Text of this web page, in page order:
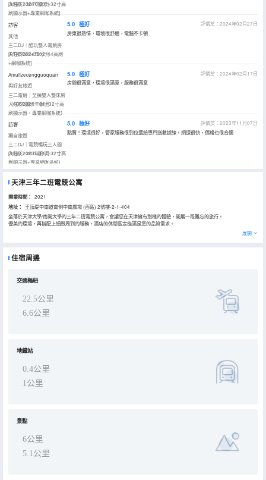
[3060，3070顯卡+32寸高
刷顯示器+專業網咖系統]
入住於2024年03月
訪客
其他
三二DJ｜酷玩雙人電競房
[RTX3060+32寸144高刷
+網咖系統]
入住於2024年02月
5.0 極好
評價於：2024年02月27日
房東很熱情，環境很舒適，電腦不卡頓
Amulizecengguoquan
與好友旅遊
三二電競｜至臻雙人雙床房
（4060顯卡，泰坦32寸高
刷顯示器，專業網咖系統）
入住於2024年01月
5.0 極好
評價於：2024年02月17日
房間很滿意，環境很滿意，服務很滿意
訪客
獨自旅遊
三二DJ｜電競暢玩三人間
[3060，3070顯卡+32寸高
刷顯示器+專業網咖系統]
入住於2023年11月
5.0 極好
評價於：2023年11月07日
點贊！環境很好，管家服務很到位還給專門送數據線。網速很快，價格也很合適
天津三年二班電競公寓
開業時間： 2021
地址：
王頂堤中南道南側中南廣場 (西區) 2號樓-2-1-404
坐落於天津大學/南開大學的三年二班電競公寓，會讓您在天津擁有別樣的體驗，開展一段難忘的旅行。
優美的環境，再搭配上細緻周到的服務，酒店的休閒區定能滿足您的品質需求。
展開
住宿周邊
交通樞紐
22.5公里
6.6公里
地鐵站
0.4公里
1公里
景點
6公里
5.1公里